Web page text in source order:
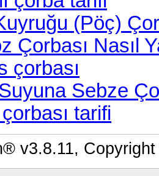
(Pöç)
Çorbası Nasıl
çorbası
Sebze
tarifi
v3.8.11,